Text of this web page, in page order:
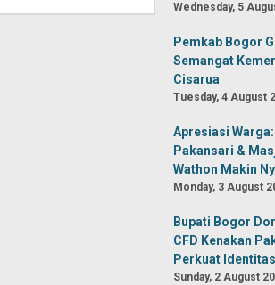
Wednesday, 5
Pemkab Bogor
Semangat
Cisarua
Tuesday, 4 August
Apresiasi
Pakansari &
Wathon Makin
Monday, 3 August
Bupati Bogor
CFD Kenakan
Perkuat
Sunday, 2 August